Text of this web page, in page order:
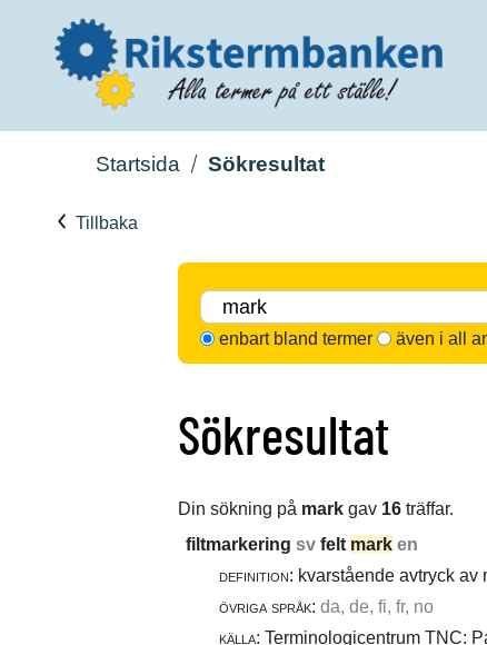
Startsida Sökresultat
Tillbaka
enbart bland termer
även i all
Sökresultat
Din sökning på mark gav 16 träffar.
filtmarkering sv felt mark en
definition: kvarstående avtryck
övriga språk: da, de, fi, fr, no
källa: Terminologicentrum TNC: